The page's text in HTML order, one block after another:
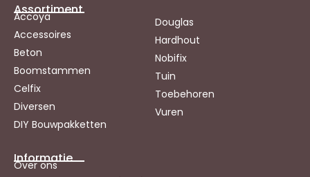
Assortiment
Accoya
Accessoires
Beton
Boomstammen
Celfix
Diversen
DIY Bouwpakketten
Douglas
Hardhout
Nobifix
Tuin
Toebehoren
Vuren
Informatie
Over ons